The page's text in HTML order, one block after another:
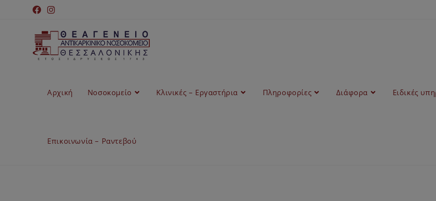
Αρχική Νοσοκομείο Κλινικές – Εργαστήρια Πληροφορίες Διάφορα Ειδικές
Επικοινωνία – Ραντεβού